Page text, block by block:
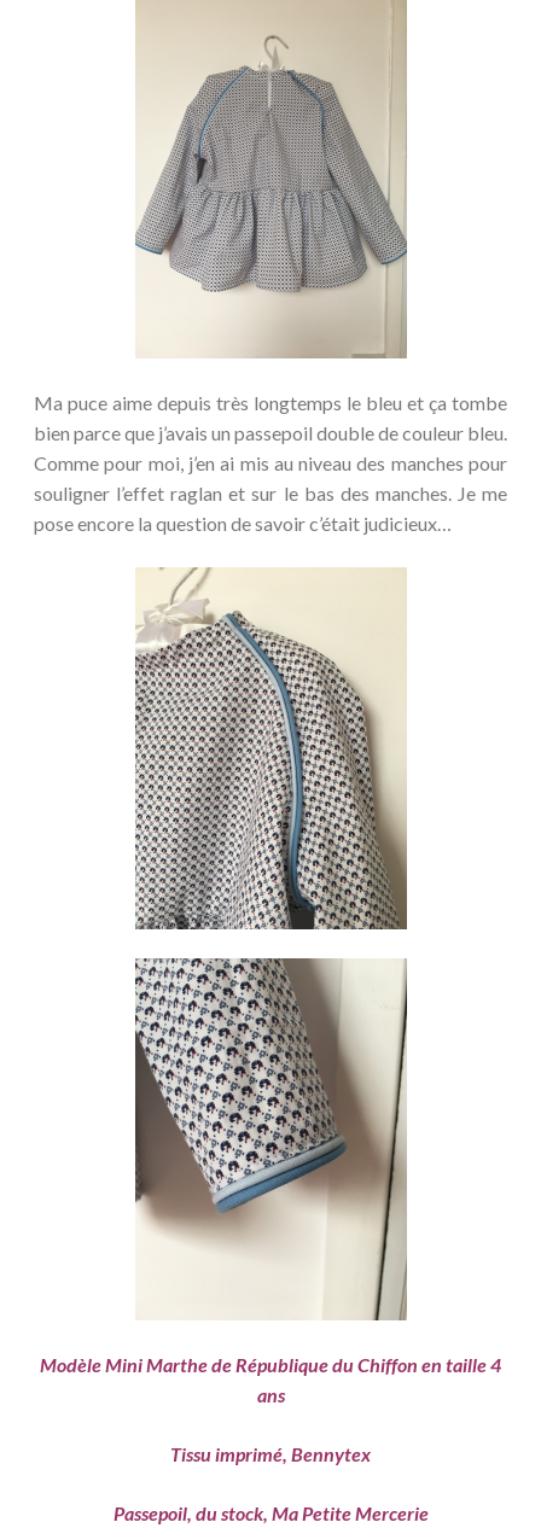
Ma puce aime depuis très longtemps le bleu et ça tombe
bien parce que j’avais un passepoil double de couleur bleu.
Comme pour moi, j’en ai mis au niveau des manches pour
souligner l’effet raglan et sur le bas des manches. Je me
pose encore la question de savoir c’était judicieux…
Modèle Mini Marthe de République du Chiffon en taille 4
ans
Tissu imprimé, Bennytex
Passepoil, du stock, Ma Petite Mercerie